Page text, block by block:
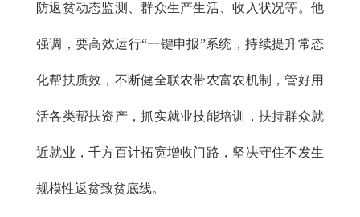
防返贫动态监测、群众生产生活、收入状况等。他
强调，要高效运行“一键申报”系统，持续提升常态
化帮扶质效，不断健全联农带农富农机制，管好用
活各类帮扶资产，抓实就业技能培训，扶持群众就
近就业，千方百计拓宽增收门路，坚决守住不发生
规模性返贫致贫底线。